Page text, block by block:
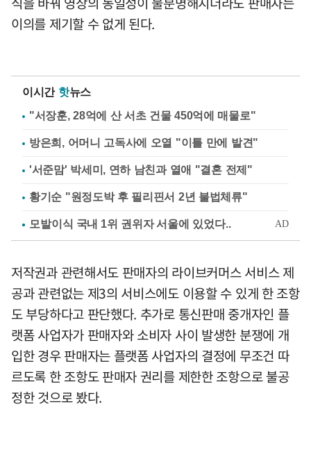
이의를 제기할 수 없게 된다.
이시간 핫뉴스
"서장훈, 28억에 산 서초 건물 450억에 매물로"
방은희, 어머니 고독사에 오열 "이틀 만에 발견"
'서준맘' 박세미, 연하 남친과 열애 "결혼 전제"
황기순 "원정도박 후 필리핀서 2년 불법체류"
저작권과 관련해서도 판매자의 라이브커머스 서비스 제
공과 관련없는 제3의 서비스에도 이용할 수 있게 한 조항
도 부당하다고 판단했다. 추가로 통신판매 중개자인 플
랫폼 사업자가 판매자와 소비자 사이 발생한 분쟁에 개
입한 경우 판매자는 플랫폼 사업자의 결정에 무조건 따
르도록 한 조항도 판매자 권리를 제한한 조항으로 불공
정한 것으로 봤다.